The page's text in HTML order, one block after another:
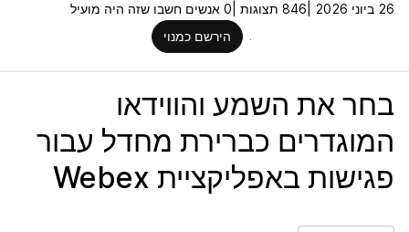
26 ביוני 2026 | 846 תצוגות |
0 אנשים חשבו שזה היה מועיל
הירשם כמנוי
בחר את השמע והווידאו
המוגדרים כברירת מחדל עבור
פגישות באפליקציית Webex